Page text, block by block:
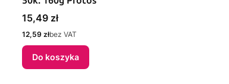
Cena
15,49 zł
Cena
12,59 złbez VAT
Do koszyka